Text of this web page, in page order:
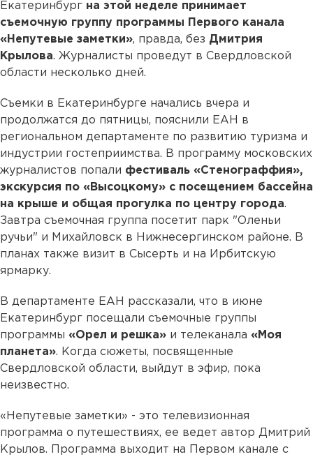
Екатеринбург на этой неделе принимает
съемочную группу программы Первого канала
«Непутевые заметки», правда, без Дмитрия
Крылова. Журналисты проведут в Свердловской
области несколько дней.
Съемки в Екатеринбурге начались вчера и
продолжатся до пятницы, пояснили ЕАН в
региональном департаменте по развитию туризма и
индустрии гостеприимства. В программу московских
журналистов попали фестиваль «Стенограффия»,
экскурсия по «Высоцкому» с посещением бассейна
на крыше и общая прогулка по центру города.
Завтра съемочная группа посетит парк "Оленьи
ручьи" и Михайловск в Нижнесергинском районе. В
планах также визит в Сысерть и на Ирбитскую
ярмарку.
В департаменте ЕАН рассказали, что в июне
Екатеринбург посещали съемочные группы
программы «Орел и решка» и телеканала «Моя
планета». Когда сюжеты, посвященные
Свердловской области, выйдут в эфир, пока
неизвестно.
«Непутевые заметки» - это телевизионная
программа о путешествиях, ее ведет автор Дмитрий
Крылов. Программа выходит на Первом канале с